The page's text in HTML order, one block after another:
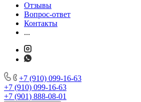
Отзывы
Вопрос-ответ
Контакты
...
+7 (910) 099-16-63
+7 (910) 099-16-63
+7 (901) 888-08-01